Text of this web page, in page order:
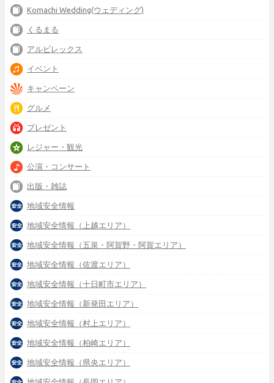
Komachi Wedding(ウェディング)
くるまる
アルビレックス
イベント
キャンペーン
グルメ
プレゼント
レジャー・観光
公演・コンサート
出版・雑誌
地域安全情報
地域安全情報（上越エリア）
地域安全情報（五泉・阿賀野・阿賀エリア）
地域安全情報（佐渡エリア）
地域安全情報（十日町市エリア）
地域安全情報（新発田エリア）
地域安全情報（村上エリア）
地域安全情報（柏崎エリア）
地域安全情報（県央エリア）